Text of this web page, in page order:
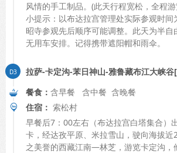
风情的手工制品。(此天行程宽松，全程
小提示：以布达拉宫管理处实际参观时间
昭寺参观先后顺序可能调整。此天为半自
无用车安排。记得携带遮阳帽和雨伞。
拉萨-卡定沟-苯日神山-雅鲁藏布江大峡谷
餐食： 含早餐 含中餐 含晚餐
住宿： 索松村
早餐后7：00左右（布达拉宫白塔集合）
卡，经达孜平原、米拉雪山，驶向海拔近
之美誉的西藏江南—林芝，游览卡定沟，